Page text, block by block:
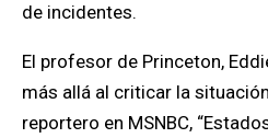
de incidentes.
El profesor de Princeton, Eddie Glaude, va un paso
más allá al criticar la
reportero en MSNBC,